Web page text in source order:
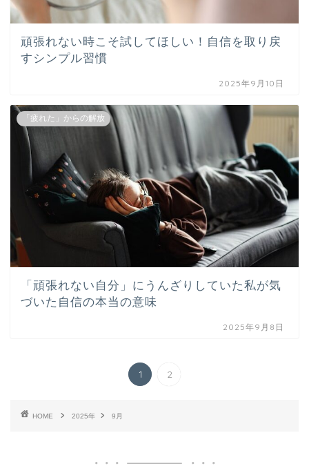
頑張れない時こそ試してほしい！自信を取り戻
すシンプル習慣
2025年9月10日
「疲れた」からの解放
「頑張れない自分」にうんざりしていた私が気
づいた自信の本当の意味
2025年9月8日
1 2
HOME 2025年 9月